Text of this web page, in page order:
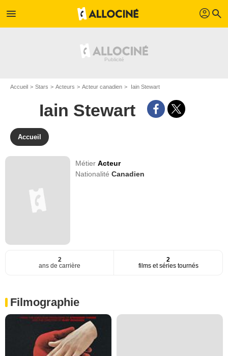
menu profil search
Accueil Stars Acteurs Acteur canadien Iain Stewart
Iain Stewart
Accueil
MétierActeur
NationalitéCanadien
2
ans de carrière
2
films et séries tournés
Filmographie